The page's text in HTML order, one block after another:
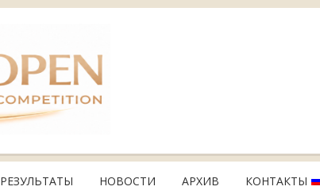
РЕЗУЛЬТАТЫ НОВОСТИ АРХИВ КОНТАКТЫ